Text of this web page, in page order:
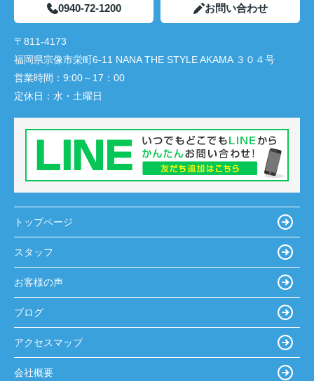
0940-72-1200 お問い合わせ
〒811-4173
福岡県宗像市栄町6-11 NANA THE STYLE AKAMA ３０４号
営業時間： 9:00～17：00
定休日： 水・土曜日
トップページ
スタッフ
お客様の声
ブログ
アクセスマップ
会社概要